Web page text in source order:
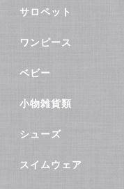
サロペット
ワンピース
ベビー
小物雑貨類
シューズ
スイムウェア